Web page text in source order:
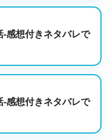
-感想付きネタバレで
-感想付きネタバレで